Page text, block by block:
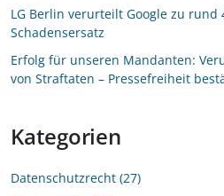
LG Berlin verurteilt Google zu rund
Schadensersatz
Erfolg für unseren Mandanten:
von Straftaten – Pressefreiheit
Kategorien
Datenschutzrecht 27